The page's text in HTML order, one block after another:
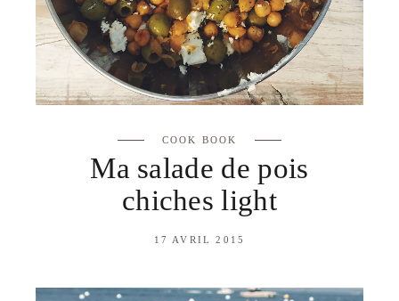
COOK BOOK
Ma salade de pois
chiches light
17 AVRIL 2015